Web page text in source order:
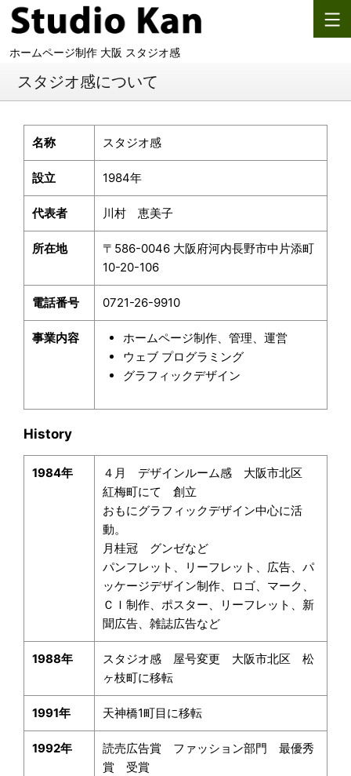
コ
ン
テ
ツ
ホームページ制作 大阪 スタジオ感
スタジオ感について
名称 スタジオ感
設立 1984年
代表者 川村 恵美子
所在地
〒586-0046 大阪府河内長野市中片添町
10-20-106
電話番号 0721-26-9910
事業内容
ホームページ制作、管理、運営
ウェブ プログラミング
グラフィックデザイン
History
1984年
４月 デザインルーム感 大阪市北区
紅梅町にて 創立
おもにグラフィックデザイン中心に活
動。
月桂冠 グンゼなど
パンフレット、リーフレット、広告、パ
ッケージデザイン制作、ロゴ、マーク、
ＣＩ制作、ポスター、リーフレット、新
聞広告、雑誌広告など
1988年
スタジオ感 屋号変更 大阪市北区 松
ヶ枝町に移転
1991年 天神橋1町目に移転
1992年
読売広告賞 ファッション部門 最優秀
賞 受賞